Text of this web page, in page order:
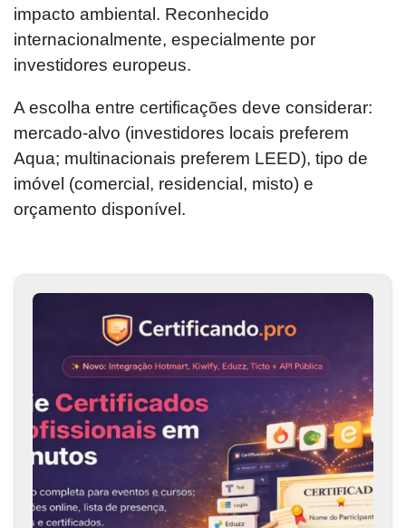
impacto ambiental. Reconhecido
internacionalmente, especialmente por
investidores europeus.
A escolha entre certificações deve considerar:
mercado-alvo (investidores locais preferem
Aqua; multinacionais preferem LEED), tipo de
imóvel (comercial, residencial, misto) e
orçamento disponível.